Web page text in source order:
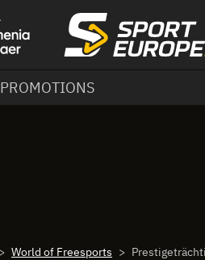
PROMOTIONS
World of Freesports